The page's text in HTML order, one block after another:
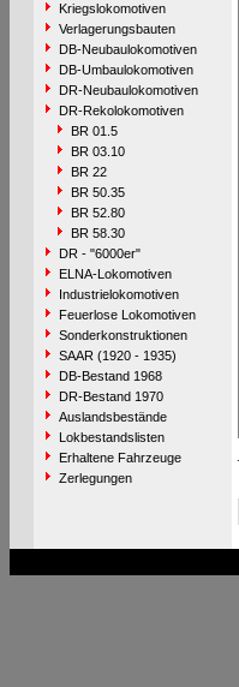
Kriegslokomotiven
Verlagerungsbauten
DB-Neubaulokomotiven
DB-Umbaulokomotiven
DR-Neubaulokomotiven
DR-Rekolokomotiven
BR 01.5
BR 03.10
BR 22
BR 50.35
BR 52.80
BR 58.30
DR - "6000er"
ELNA-Lokomotiven
Industrielokomotiven
Feuerlose Lokomotiven
Sonderkonstruktionen
SAAR (1920 - 1935)
DB-Bestand 1968
DR-Bestand 1970
Auslandsbestände
Lokbestandslisten
Erhaltene Fahrzeuge
Zerlegungen